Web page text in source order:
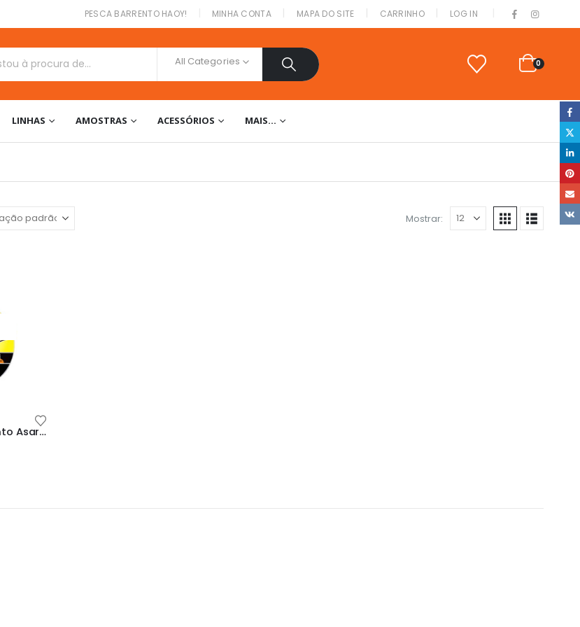
PESCA BARRENTO HAOY! MINHA CONTA MAPA DO SITE CARRINHO LOG IN
All Categories 0
LINHAS AMOSTRAS ACESSÓRIOS MAIS…
Mostrar:
300mt Multifilamento Asari Kazuma PRO PE